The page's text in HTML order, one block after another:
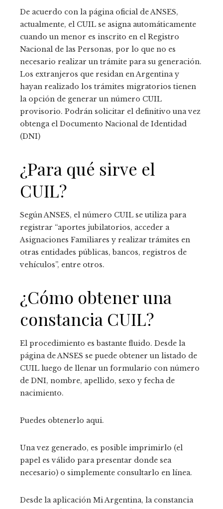
De acuerdo con la página oficial de ANSES,
actualmente, el CUIL se asigna automáticamente
cuando un menor es inscrito en el Registro
Nacional de las Personas, por lo que no es
necesario realizar un trámite para su generación.
Los extranjeros que residan en Argentina y
hayan realizado los trámites migratorios tienen
la opción de generar un número CUIL
provisorio. Podrán solicitar el definitivo una vez
obtenga el Documento Nacional de Identidad
(DNI)
¿Para qué sirve el
CUIL?
Según ANSES, el número CUIL se utiliza para
registrar “aportes jubilatorios, acceder a
Asignaciones Familiares y realizar trámites en
otras entidades públicas, bancos, registros de
vehículos”, entre otros.
¿Cómo obtener una
constancia CUIL?
El procedimiento es bastante fluido. Desde la
página de ANSES se puede obtener un listado de
CUIL luego de llenar un formulario con número
de DNI, nombre, apellido, sexo y fecha de
nacimiento.
Puedes obtenerlo aqui.
Una vez generado, es posible imprimirlo (el
papel es válido para presentar donde sea
necesario) o simplemente consultarlo en línea.
Desde la aplicación Mi Argentina, la constancia